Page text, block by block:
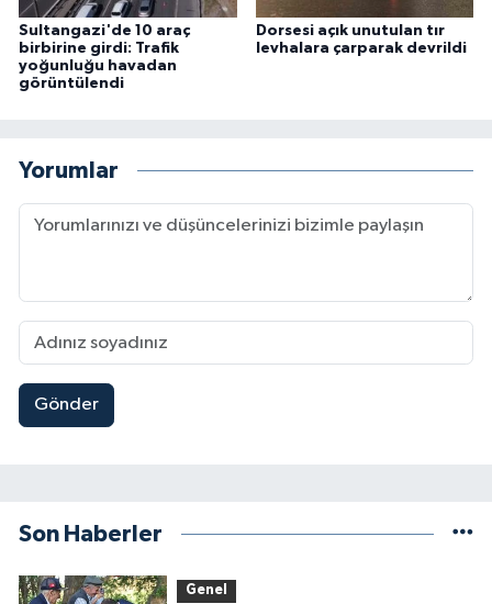
Sultangazi'de 10 araç
birbirine girdi: Trafik
yoğunluğu havadan
görüntülendi
Dorsesi açık unutulan tır
levhalara çarparak devrildi
Yorumlar
Gönder
Son Haberler
Genel